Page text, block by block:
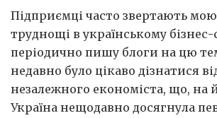
Підприємці часто звертають мою
труднощі в українському бізнес-
періодично пишу блоги на цю
недавно було цікаво дізнатися
незалежного економіста, що, на
Україна нещодавно досягнула